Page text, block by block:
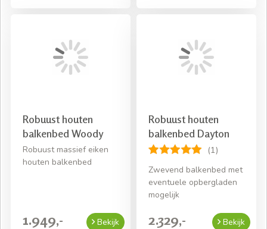
Robuust houten
balkenbed Woody
Robuust massief eiken
houten balkenbed
1.949,- Bekijk
Robuust houten
balkenbed Dayton
(1)
Zwevend balkenbed met
eventuele opbergladen
mogelijk
2.329,- Bekijk